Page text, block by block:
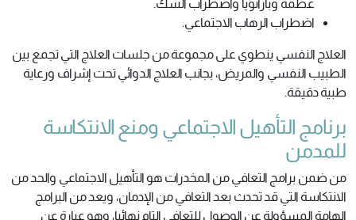
عظمة وبارانويا واضطراب الشك.
اضطراب الرهاب الاجتماعي.
العلاج النفسي ينطوي على مجموعة من جلسات العلاج التي تجمع بين
الطبيب النفسي والمريض، بجانب العلاج الدوائي تحت إشراف ورعاية
طبية دقيقة.
برنامج التأهيل الاجتماعي ومنع الانتكاسة
للمدمن
من ضمن برامج التعافي من المخدرات هو التأهيل الاجتماعي والحد من
الانتكاسة التي قد تحدث بعد التعافي من الإدمان، ويعد من البرامج
الهامة المسؤولة عن الوصول للتعافي التام نهائيا، وهو عبارة عن